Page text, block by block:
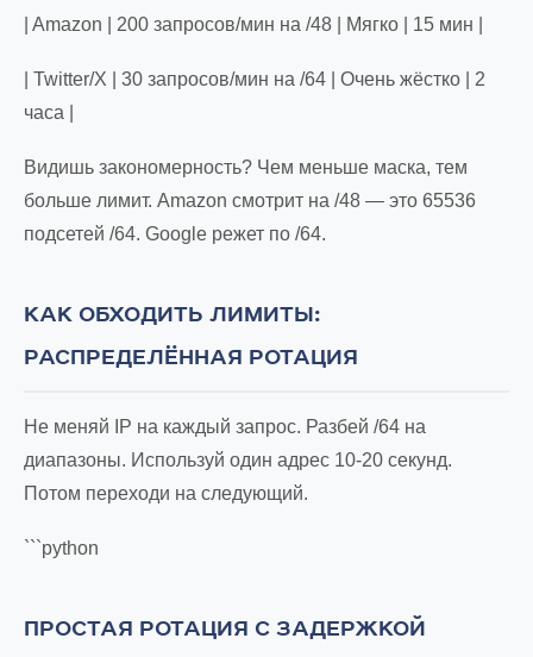
| Amazon | 200 запросов/мин на /48 | Мягко | 15 мин |
| Twitter/X | 30 запросов/мин на /64 | Очень жёстко | 2
часа |
Видишь закономерность? Чем меньше маска, тем
больше лимит. Amazon смотрит на /48 — это 65536
подсетей /64. Google режет по /64.
КАК ОБХОДИТЬ ЛИМИТЫ:
РАСПРЕДЕЛЁННАЯ РОТАЦИЯ
Не меняй IP на каждый запрос. Разбей /64 на
диапазоны. Используй один адрес 10-20 секунд.
Потом переходи на следующий.
```python
ПРОСТАЯ РОТАЦИЯ С ЗАДЕРЖКОЙ